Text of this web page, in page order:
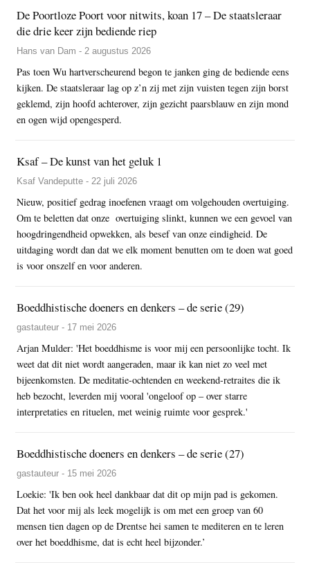
De Poortloze Poort voor nitwits, koan 17 – De staatsleraar
die drie keer zijn bediende riep
Hans van Dam - 2 augustus 2026
Pas toen Wu hartverscheurend begon te janken ging de bediende eens
kijken. De staatsleraar lag op z’n zij met zijn vuisten tegen zijn borst
geklemd, zijn hoofd achterover, zijn gezicht paarsblauw en zijn mond
en ogen wijd opengesperd.
Ksaf – De kunst van het geluk 1
Ksaf Vandeputte - 22 juli 2026
Nieuw, positief gedrag inoefenen vraagt om volgehouden overtuiging.
Om te beletten dat onze overtuiging slinkt, kunnen we een gevoel van
hoogdringendheid opwekken, als besef van onze eindigheid. De
uitdaging wordt dan dat we elk moment benutten om te doen wat goed
is voor onszelf en voor anderen.
Boeddhistische doeners en denkers – de serie (29)
gastauteur - 17 mei 2026
Arjan Mulder: 'Het boeddhisme is voor mij een persoonlijke tocht. Ik
weet dat dit niet wordt aangeraden, maar ik kan niet zo veel met
bijeenkomsten. De meditatie-ochtenden en weekend-retraites die ik
heb bezocht, leverden mij vooral 'ongeloof op – over starre
interpretaties en rituelen, met weinig ruimte voor gesprek.'
Boeddhistische doeners en denkers – de serie (27)
gastauteur - 15 mei 2026
Loekie: 'Ik ben ook heel dankbaar dat dit op mijn pad is gekomen.
Dat het voor mij als leek mogelijk is om met een groep van 60
mensen tien dagen op de Drentse hei samen te mediteren en te leren
over het boeddhisme, dat is echt heel bijzonder.’